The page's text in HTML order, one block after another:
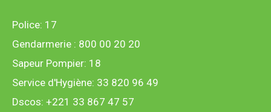
Police: 17
Gendarmerie : 800 00 20 20
Sapeur Pompier: 18
Service d'Hygiène: 33 820 96 49
Dscos: +221 33 867 47 57